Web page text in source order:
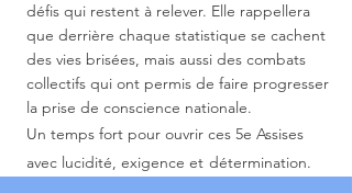
défis qui restent à relever. Elle rappellera
que derrière chaque statistique se cachent
des vies brisées, mais aussi des combats
collectifs qui ont permis de faire progresser
la prise de conscience nationale.
Un temps fort pour ouvrir ces 5e Assises
avec lucidité, exigence et détermination.